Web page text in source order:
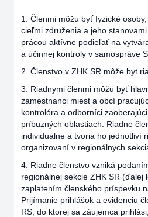
1. Členmi môžu byť fyzické
cieľmi združenia a jeho
prácou aktívne podieľať na
a účinnej kontroly v samospráve
2. Členstvo v ZHK SR môže byt
3. Riadnymi členmi môžu byť
zamestnanci miest a obcí
kontrolóra a odborníci
príbuzných oblastiach. Riadne
individuálne a tvoria ho jednotliví
organizovaní v regionálnych
4. Riadne členstvo vzniká
regionálnej sekcie ZHK SR (ďalej
zaplatením členského príspevku
Prijímanie prihlášok a evidenciu
RS, do ktorej sa záujemca